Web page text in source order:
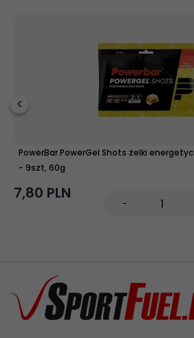
PowerBar PowerGel Shots żelki
- 9szt, 60g
7,80 PLN
-